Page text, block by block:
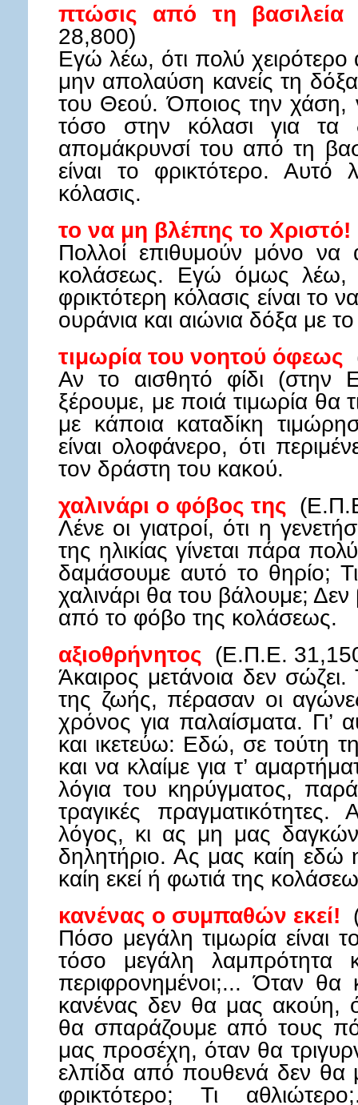
πτώσις από τη
28,800)
Εγώ λέω, ότι πολύ χειρότερο
μην απολαύση κανείς τη
του Θεού. Όποιος την χάση,
τόσο στην κόλασι για τα
απομάκρυνσί του από τη
είναι το φρικτότερο. Αυτό
κόλασις.
το να μη βλέπης το Χριστό!
Πολλοί επιθυμούν μόνο
κολάσεως. Εγώ όμως λέω,
φρικτότερη κόλασις είναι το
ουράνια και αιώνια δόξα με
τιμωρία του νοητού όφεως
Αν το αισθητό φίδι (στην
ξέρουμε, με ποιά τιμωρία θα
με κάποια καταδίκη
είναι ολοφάνερο, ότι
τον δράστη του κακού.
χαλινάρι ο φόβος της
Λένε οι γιατροί, ότι η
της ηλικίας γίνεται πάρα
δαμάσουμε αυτό το θηρίο;
χαλινάρι θα του βάλουμε;
από το φόβο της κολάσεως.
αξιοθρήνητος (Ε.Π.Ε.
Άκαιρος μετάνοια δεν
της ζωής, πέρασαν οι
χρόνος για παλαίσματα. Γι’
και ικετεύω: Εδώ, σε τούτη
και να κλαίμε για τ’
λόγια του κηρύγματος,
τραγικές
λόγος, κι ας μη μας
δηλητήριο. Ας μας καίη εδώ
καίη εκεί ή φωτιά της
κανένας ο συμπαθών εκεί!
Πόσο μεγάλη τιμωρία είναι
τόσο μεγάλη λαμπρότητα
περιφρονημένοι;... Όταν θα
κανένας δεν θα μας ακούη,
θα σπαράζουμε από τους
μας προσέχη, όταν θα
ελπίδα από πουθενά δεν θα
φρικτότερο; Τι